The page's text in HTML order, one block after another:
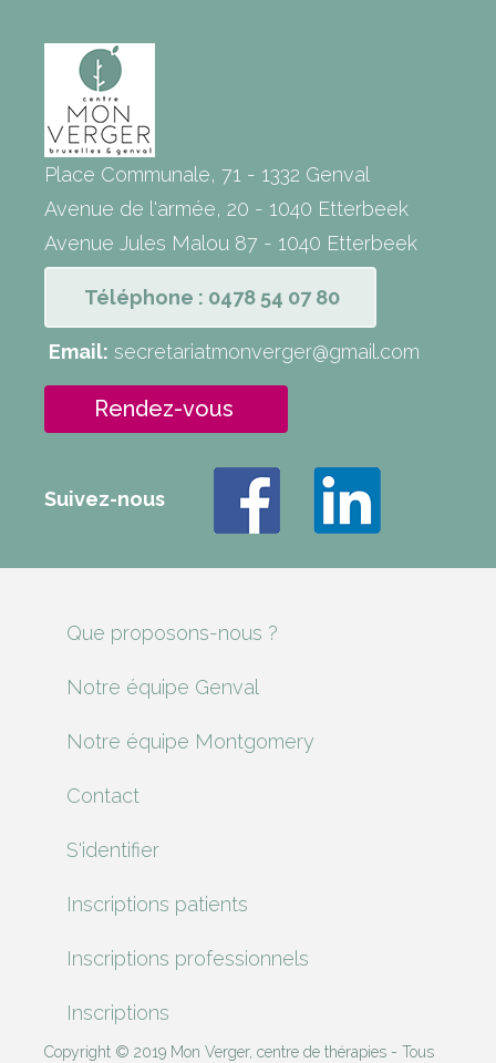
Place Communale, 71 - 1332 Genval
Avenue de l'armée, 20 - 1040 Etterbeek
Avenue Jules Malou 87 - 1040 Etterbeek
Téléphone : 0478 54 07 80
Email: secretariatmonverger@gmail.com
Rendez-vous
Suivez-nous
Que proposons-nous ?
Notre équipe Genval
Notre équipe Montgomery
Contact
S'identifier
Inscriptions patients
Inscriptions professionnels
Inscriptions
Copyright © 2019 Mon Verger, centre de thérapies - Tous